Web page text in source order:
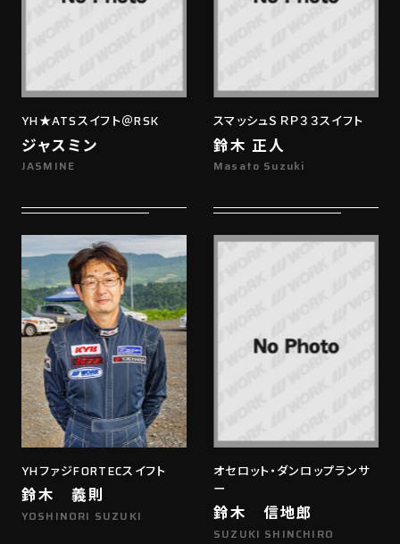
YH★ATSスイフト＠RSK
ジャスミン
JASMINE
スマッシュＳＲＰ３３スイフト
鈴木 正人
Masato Suzuki
YHファジFORTECスイフト
鈴木 義則
YOSHINORI SUZUKI
オセロット・ダンロップランサ
ー
鈴木 信地郎
SUZUKI SHINCHIRO